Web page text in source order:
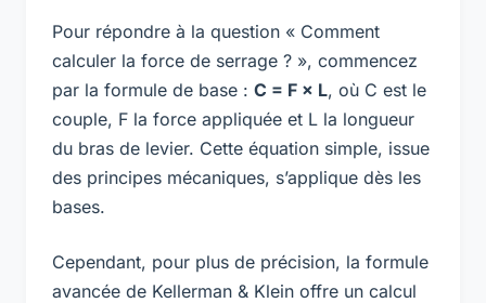
Pour répondre à la question « Comment
calculer la force de serrage ? », commencez
par la formule de base : C = F × L, où C est le
couple, F la force appliquée et L la longueur
du bras de levier. Cette équation simple, issue
des principes mécaniques, s’applique dès les
bases.
Cependant, pour plus de précision, la formule
avancée de Kellerman & Klein offre un calcul